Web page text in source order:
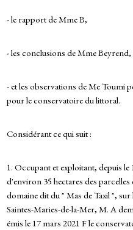
- le rapport de Mme B,
- les conclusions de Mme
- et les observations de Me Toumi
pour le conservatoire du littoral.
Considérant ce qui suit :
1. Occupant et exploitant, depuis
d'environ 35 hectares des
domaine dit du " Mas de Taxil ",
Saintes-Maries-de-la-Mer, M. A
émis le 17 mars 2021 F le